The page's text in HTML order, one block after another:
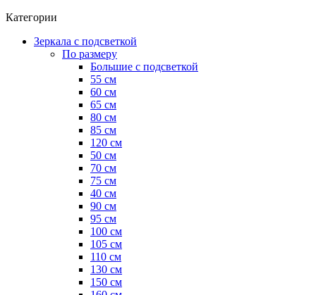
Категории
Зеркала с подсветкой
По размеру
Большие с подсветкой
55 см
60 см
65 см
80 см
85 см
120 см
50 см
70 см
75 см
40 см
90 см
95 см
100 см
105 см
110 см
130 см
150 см